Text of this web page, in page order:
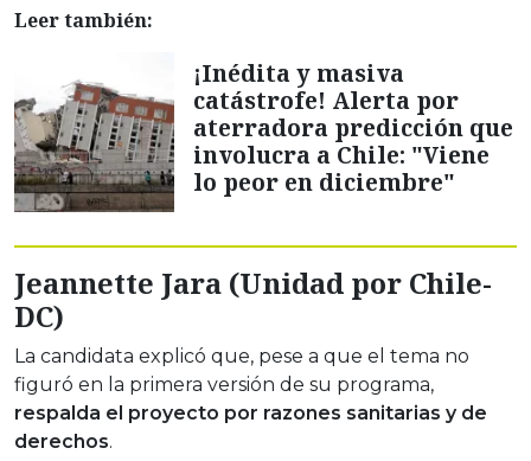
Leer también:
¡Inédita y masiva
catástrofe! Alerta por
aterradora predicción que
involucra a Chile: "Viene
lo peor en diciembre"
Jeannette Jara (Unidad por Chile-
DC)
La candidata explicó que, pese a que el tema no
figuró en la primera versión de su programa,
respalda el proyecto por razones sanitarias y de
derechos.